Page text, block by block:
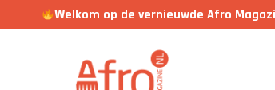
Welkom op de vernieuwde Afro